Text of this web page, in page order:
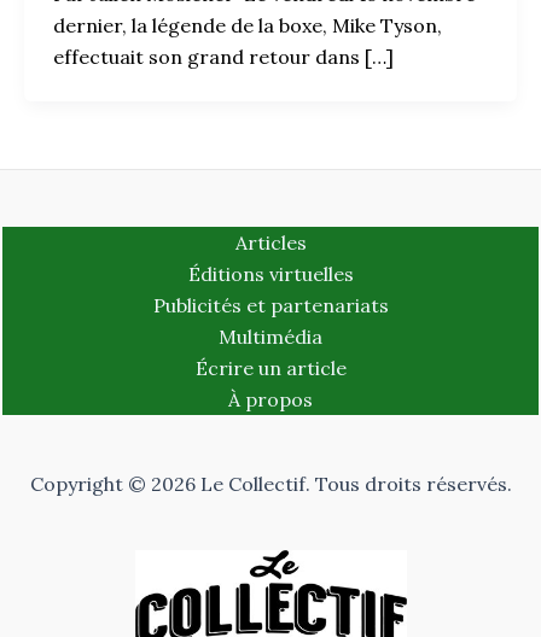
dernier, la légende de la boxe, Mike Tyson,
effectuait son grand retour dans […]
Articles
Éditions virtuelles
Publicités et partenariats
Multimédia
Écrire un article
À propos
Copyright © 2026 Le Collectif. Tous droits réservés.